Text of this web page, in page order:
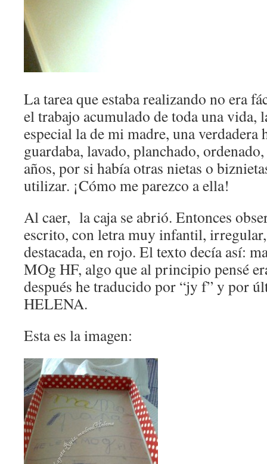
La tarea que estaba realizando no era
el trabajo acumulado de toda una vida,
especial la de mi madre, una
guardaba, lavado, planchado,
años, por si había otras nietas o
utilizar. ¡Cómo me parezco a ella!
Al caer, la caja se abrió. Entonces
escrito, con letra muy infantil,
destacada, en rojo. El texto decía así:
MOg HF, algo que al principio pensé
después he traducido por “jy f” y por
HELENA.
Esta es la imagen: